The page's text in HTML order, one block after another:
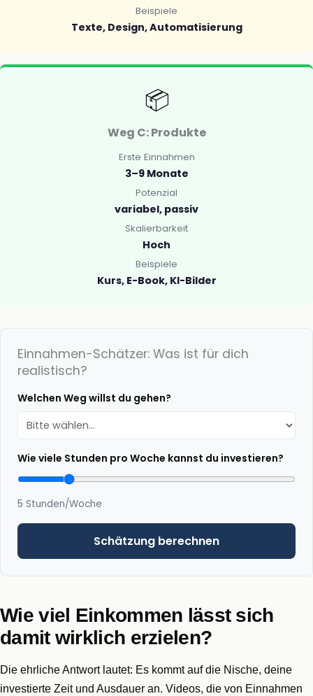
Beispiele
Texte, Design, Automatisierung
📦
Weg C: Produkte
Erste Einnahmen
3–9 Monate
Potenzial
variabel, passiv
Skalierbarkeit
Hoch
Beispiele
Kurs, E-Book, KI-Bilder
Einnahmen-Schätzer: Was ist für dich
realistisch?
Welchen Weg willst du gehen?
Wie viele Stunden pro Woche kannst du investieren?
5 Stunden/Woche
Schätzung berechnen
Wie viel Einkommen lässt sich
damit wirklich erzielen?
Die ehrliche Antwort lautet: Es kommt auf die Nische, deine
investierte Zeit und Ausdauer an. Videos, die von Einnahmen